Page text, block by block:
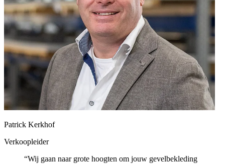
Patrick Kerkhof
Verkoopleider
“Wij gaan naar grote hoogten om jouw gevelbekleding